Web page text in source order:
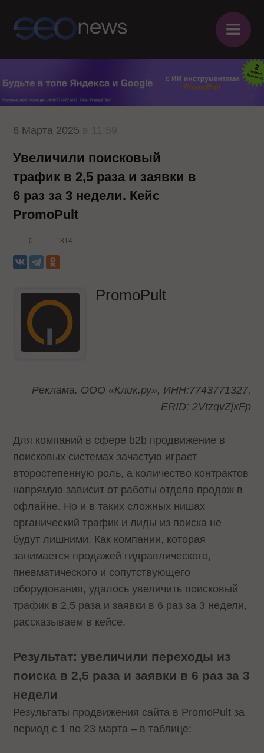
≡
6 Марта 2025
Увеличили поисковый
трафик в 2,5 раза и заявки в
6 раз за 3 недели. Кейс
PromoPult
0 1814
PromoPult
Реклама. ООО «Клик.ру», ИНН:7743771327,
ERID: 2VtzqvZjxFp
Для компаний в сфере b2b продвижение в
поисковых системах зачастую играет
второстепенную роль, а количество контрактов
напрямую зависит от работы отдела продаж в
офлайне. Но и в таких сложных нишах
органический трафик и лиды из поиска не
будут лишними. Как компании, которая
занимается продажей гидравлического,
пневматического и сопутствующего
оборудования, удалось увеличить поисковый
трафик в 2,5 раза и заявки в 6 раз за 3 недели,
рассказываем в кейсе.
Результат: увеличили переходы из
поиска в 2,5 раза и заявки в 6 раз за 3
недели
Результаты продвижения сайта в PromoPult за
период с 1 по 23 марта – в таблице: